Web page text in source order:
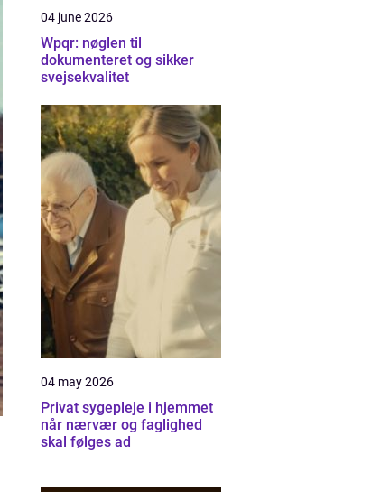
04 june 2026
Wpqr: nøglen til
dokumenteret og sikker
svejsekvalitet
04 may 2026
Privat sygepleje i hjemmet
når nærvær og faglighed
skal følges ad